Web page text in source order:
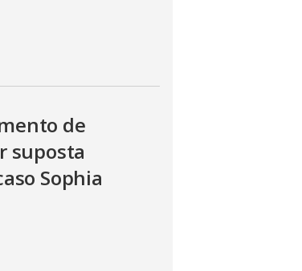
de
suposta
Sophia